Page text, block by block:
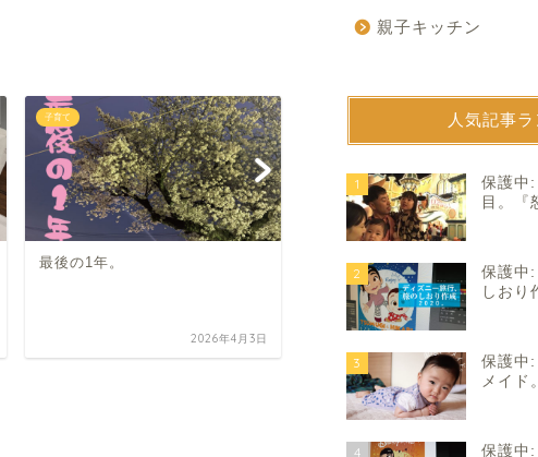
子育て
最後の1年。
2026年4月3日
4歳のお誕生会。
親子キッチン
人気記事
1
保護中:
目。『
2
保護中
しおり
3
保護中
メイド。
4 保護中